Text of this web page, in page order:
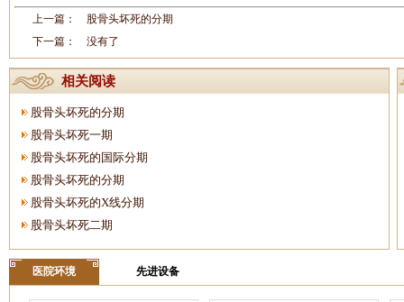
上一篇： 股骨头坏死的分期
下一篇： 没有了
相关阅读
股骨头坏死的分期
股骨头坏死一期
股骨头坏死的国际分期
股骨头坏死的分期
股骨头坏死的X线分期
股骨头坏死二期
医院环境 先进设备